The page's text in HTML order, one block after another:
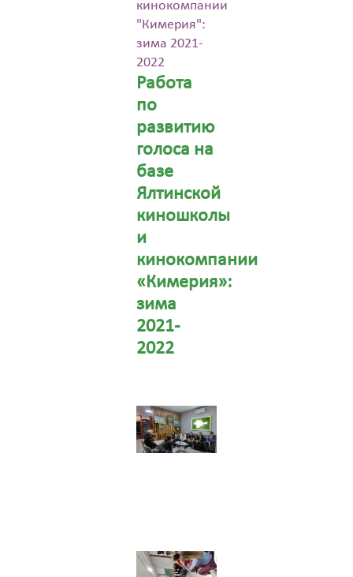
кинокомпании
"Кимерия":
зима 2021-
2022
Работа
по
развитию
голоса на
базе
Ялтинской
киношколы
и
кинокомпании
«Кимерия»:
зима
2021-
2022